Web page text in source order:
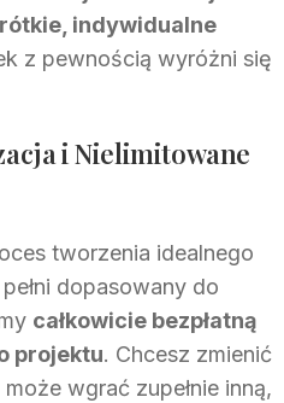
indywidualne
z pewnością wyróżni się
i Nielimitowane
tworzenia idealnego
dopasowany do
całkowicie bezpłatną
projektu. Chcesz zmienić
wgrać zupełnie inną,